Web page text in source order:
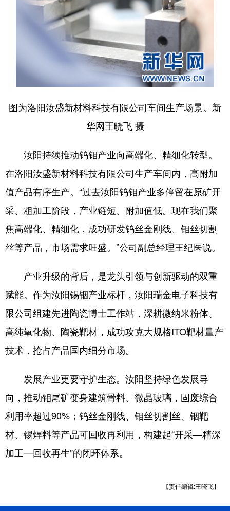
图为洛阳汝盛新材料科技有限公司车间生产场景。新
华网王晓飞 摄
汝阳持续推动钨钼产业向高端化、精细化转型。
在洛阳汝盛新材料科技有限公司生产车间内，高附加
值产品有序生产。“过去汝阳钨钼产业多停留在原矿开
采、粗加工阶段，产业链短、附加值低。现在我们聚
焦高端化、精细化，成功研发钨丝金刚线、钼丝切割
丝等产品，市场需求旺盛。”公司副总经理王纪医说。
产业升级的背后，是龙头引领与创新驱动的双重
赋能。作为汝阳锡铟产业标杆，汝阳瑞金电子科技有
限公司组建先进陶瓷博士工作站，深耕微纳米粉体、
高纯氧化物、陶瓷靶材，成功攻克大规格ITO靶材量产
技术，抢占产品国内细分市场。
发展产业更要守护生态。汝阳坚持绿色发展导
向，推动钼尾矿变身建筑骨料、微晶玻璃，固废综合
利用率超过90%；钨丝金刚线、钼丝切割丝、铟靶
材、锡焊料等产品可回收再利用，构建起“开采—精深
加工—回收再生”的闭环体系。
【责任编辑:王晓飞】